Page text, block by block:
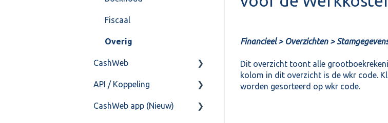
Financieel > Overzichten >
Dit overzicht toont alle
kolom in dit overzicht is de wkr code.
worden gesorteerd op wkr code.
Postbus
Training & Consultancy
Overig
Fiscaal
Overig
CashWeb
CashHero Layout
Mailen vanuit CASHWeb
API / Koppeling
Algemeen
CashWeb app (Nieuw)